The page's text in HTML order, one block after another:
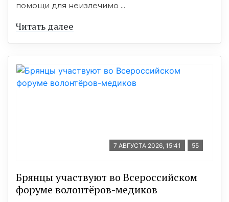
помощи для неизлечимо ...
Читать далее
7 АВГУСТА 2026, 15:41 55
Брянцы участвуют во Всероссийском
форуме волонтёров-медиков